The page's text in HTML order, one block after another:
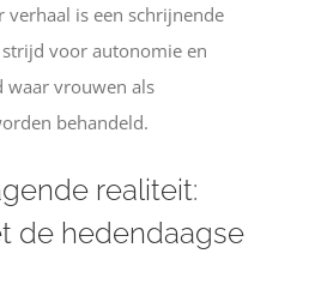
verhaal is een schrijnende
voor autonomie en
waar vrouwen als
behandeld.
realiteit:
de hedendaagse